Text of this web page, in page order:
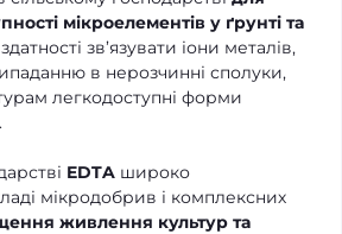
мікроелементів у ґрунті та
зв’язувати іони металів,
в нерозчинні сполуки,
легкодоступні форми
EDTA широко
мікродобрив і комплексних
живлення культур та